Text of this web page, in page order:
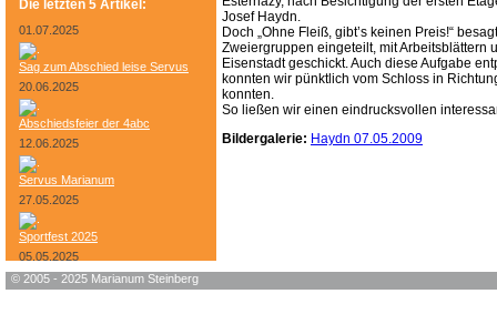
Die letzten 5 Artikel:
01.07.2025
Sag zum Abschied leise Servus
20.06.2025
Abschiedsfeier der 4abc
12.06.2025
Servus Marianum
27.05.2025
Sportfest 2025
05.05.2025
Bundesheer-Tag
Josef Haydn.
Doch „Ohne Fleiß, gibt’s keinen Preis!“
Zweiergruppen eingeteilt, mit Arbeitsblättern
Eisenstadt geschickt. Auch diese Aufgabe
konnten wir pünktlich vom Schloss in
konnten.
So ließen wir einen eindrucksvollen
Bildergalerie: Haydn 07.05.2009
© 2005 - 2025 Marianum Steinberg